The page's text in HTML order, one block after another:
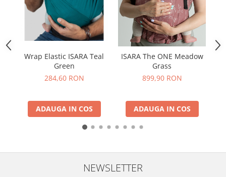
Wrap Elastic ISARA Teal
Green
284,60 RON
ADAUGA IN COS
ISARA The ONE Meadow
Grass
899,90 RON
ADAUGA IN COS
NEWSLETTER